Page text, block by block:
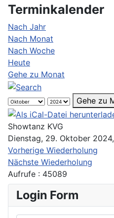
Terminkalender
Nach Jahr
Nach Monat
Nach Woche
Heute
Gehe zu Monat
Gehe zu
Showtanz KVG
Dienstag, 29. Oktober
Vorherige Wiederholung
Nächste Wiederholung
Aufrufe : 45089
Login Form